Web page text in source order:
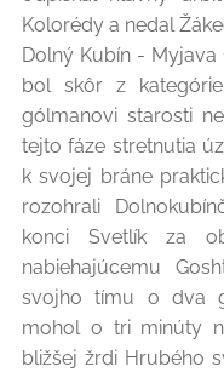
Kolorédy a nedal
Dolný Kubín - Myjava
bol skôr z
gólmanovi starosti
tejto fáze stretnutia
k svojej bráne
rozohrali
konci Svetlík za
nabiehajúcemu
svojho tímu o dva
mohol o tri minúty
bližšej žrdi Hrubého